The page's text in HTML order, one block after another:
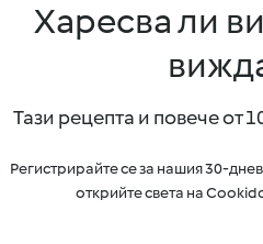
Харесва ли
Тази рецепта и повече от
Регистрирайте се за нашия 30-
открийте света на